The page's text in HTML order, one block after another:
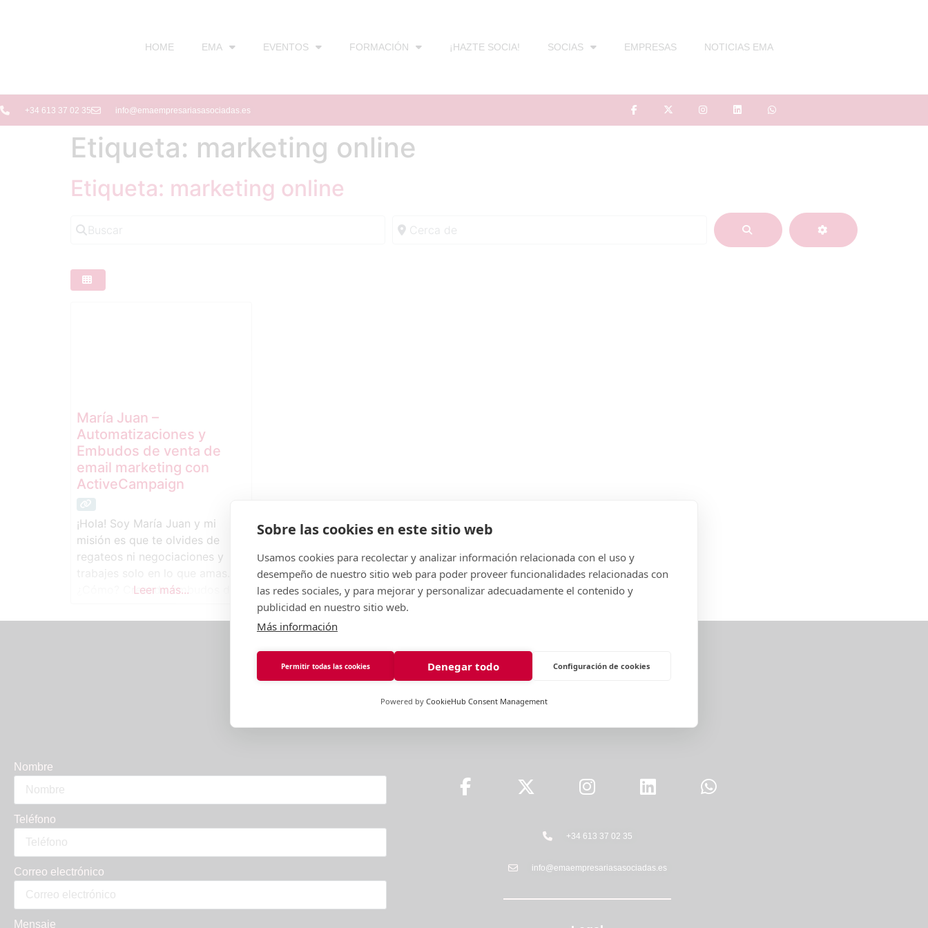
HOME EMA EVENTOS FORMACIÓN ¡HAZTE SOCIA! SOCIAS EMPRESAS NOTICIAS EMA
+34 613 37 02 35 info@emaempresariasasociadas.es
Etiqueta: marketing online
Etiqueta: marketing online
BUSCAR ADVANCED
María Juan –
Automatizaciones y
Embudos de venta de
email marketing con
ActiveCampaign
¡Hola! Soy María Juan y mi
misión es que te olvides de
regateos ni negociaciones y
¿Cómo? Creando embudos de
mágicas de email marketing
Leer más...
Estamos en contacto:
Nombre
Teléfono
Correo electrónico
Mensaje
+34 613 37 02 35
info@emaempresariasasociadas.es
Sobre las cookies en este sitio web
Usamos cookies para recolectar y analizar información relacionada con el uso y
desempeño de nuestro sitio web para poder proveer funcionalidades relacionadas con
las redes sociales, y para mejorar y personalizar adecuadamente el contenido y
publicidad en nuestro sitio web.
Más información
Permitir todas las cookies Denegar todo Configuración de cookies
Powered by CookieHub Consent Management